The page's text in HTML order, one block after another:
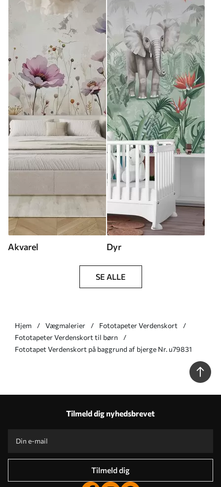
Akvarel Dyr
SE ALLE
Hjem Vægmalerier
Fototapeter Verdenskort
Fototapeter Verdenskort til børn
Fototapet Verdenskort på baggrund af bjerge Nr. u79831
Tilmeld dig nyhedsbrevet
Tilmeld dig